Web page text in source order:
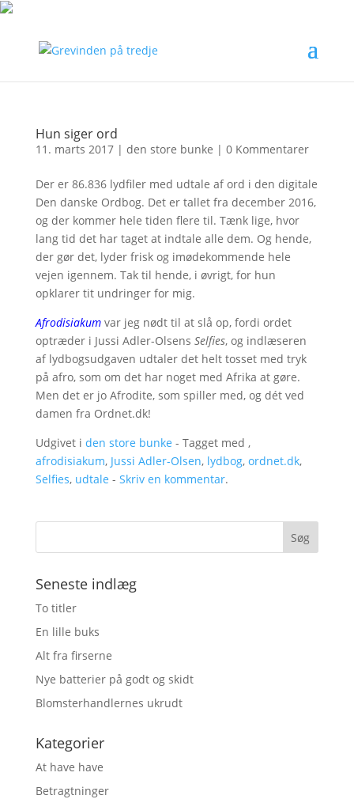
Hun siger ord
11. marts 2017| den store bunke | 0 Kommentarer
Der er 86.836 lydfiler med udtale af ord i den digitale
Den danske Ordbog. Det er tallet fra december 2016,
og der kommer hele tiden flere til. Tænk lige, hvor
lang tid det har taget at indtale alle dem. Og hende,
der gør det, lyder frisk og imødekommende hele
vejen igennem. Tak til hende, i øvrigt, for hun
opklarer tit undringer for mig.
Afrodisiakumvar jeg nødt til at slå op, fordi ordet
optræder i Jussi Adler-Olsens Selfies, og indlæseren
af lydbogsudgaven udtaler det helt tosset med tryk
på afro, som om det har noget med Afrika at gøre.
Men det er jo Afrodite, som spiller med, og dét ved
damen fra Ordnet.dk!
Udgivet i den store bunke - Tagget med ,
afrodisiakum, Jussi Adler-Olsen, lydbog, ordnet.dk,
Selfies, udtale - Skriv en kommentar.
Seneste indlæg
To titler
En lille buks
Alt fra firserne
Nye batterier på godt og skidt
Blomsterhandlernes ukrudt
Kategorier
At have have
Betragtninger